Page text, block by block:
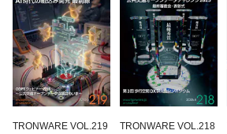
TRONWARE VOL.219
TRONWARE VOL.218